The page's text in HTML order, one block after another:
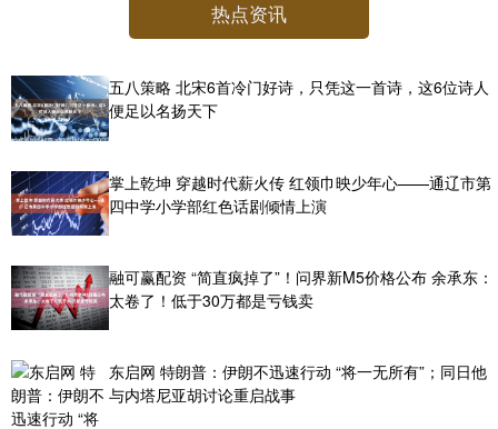
热点资讯
五八策略 北宋6首冷门好诗，只凭这一首诗，这6位诗人
便足以名扬天下
掌上乾坤 穿越时代薪火传 红领巾映少年心——通辽市第
四中学小学部红色话剧倾情上演
融可赢配资 “简直疯掉了”！问界新M5价格公布 余承东：
太卷了！低于30万都是亏钱卖
东启网 特朗普：伊朗不迅速行动 “将一无所有”；同日他
与内塔尼亚胡讨论重启战事